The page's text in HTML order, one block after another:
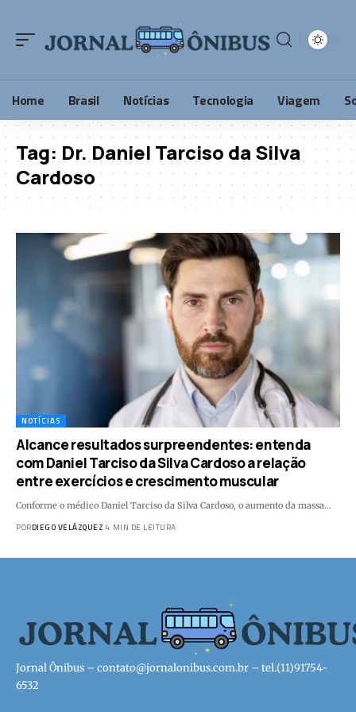
Home Brasil Notícias Tecnologia Viagem
Tag: Dr. Daniel Tarciso da Silva
Cardoso
NOTÍCIAS
Alcance resultados surpreendentes: entenda
com Daniel Tarciso da Silva Cardoso a relação
entre exercícios e crescimento muscular
Conforme o médico Daniel Tarciso da Silva Cardoso, o aumento da massa…
PORDIEGO VELÁZQUEZ 4 MIN DE LEITURA
Jornal Ônibus – contato@jornalonibus.com.br – tel.(11)91754-
6532